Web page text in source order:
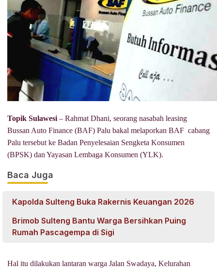
Topik Sulawesi – Rahmat Dhani, seorang nasabah leasing
Bussan Auto Finance (BAF) Palu bakal melaporkan BAF cabang
Palu tersebut ke Badan Penyelesaian Sengketa Konsumen
(BPSK) dan Yayasan Lembaga Konsumen (YLK).
Baca Juga
Kapolda Sulteng Buka Rakernis Keuangan 2026
Brimob Sulteng Bantu Warga Bersihkan Puing
Rumah Pascagempa di Sigi
Hal itu dilakukan lantaran warga Jalan Swadaya, Kelurahan